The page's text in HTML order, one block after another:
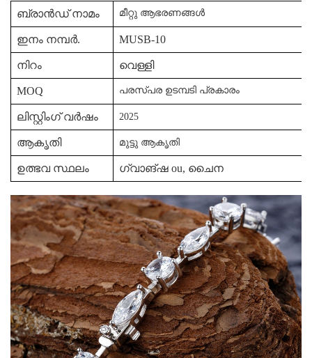
ബ്രാൻഡ് നാമം
മീറ്റു ആഭരണങ്ങൾ
ഇനം നമ്പർ. MUSB-10
നിറം വെള്ളി
MOQ പരസ്പര ഉടമ്പടി പ്രകാരം
ലിസ്റ്റിംഗ് വർഷം 2025
ആകൃതി മുട്ടു ആകൃതി
ഉത്ഭവ സ്ഥലം ഗ്വാങ്ഷ ou, ചൈന